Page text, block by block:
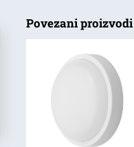
Povezani proizvodi